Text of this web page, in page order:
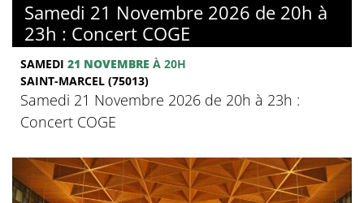
Samedi 21 Novembre 2026 de 20h à
23h : Concert COGE
SAMEDI 21 NOVEMBRE À 20H
SAINT-MARCEL (75013)
Samedi 21 Novembre 2026 de 20h à 23h :
Concert COGE